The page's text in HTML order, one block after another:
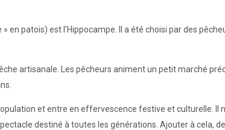
» en patois) est l’Hippocampe. Il a été choisi par des
artisanale. Les pêcheurs animent un petit marché
et entre en effervescence festive et culturelle. Il
destiné à toutes les générations. Ajouter à cela,